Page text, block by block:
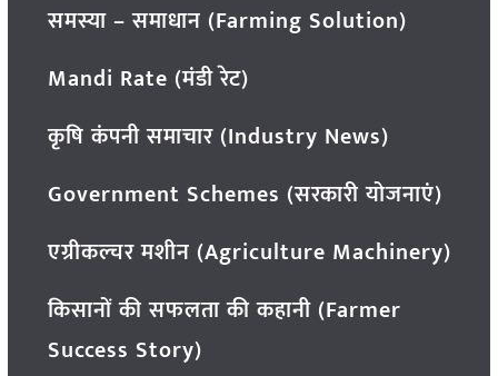
समस्या – समाधान (Farming Solution)
Mandi Rate (मंडी रेट)
कृषि कंपनी समाचार (Industry News)
Government Schemes (सरकारी योजनाएं)
एग्रीकल्चर मशीन (Agriculture Machinery)
किसानों की सफलता की कहानी (Farmer
Success Story)